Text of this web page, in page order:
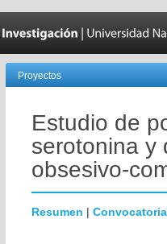
Proyectos
Estudio de
serotonina y
obsesivo-
Resumen | Convocatoria